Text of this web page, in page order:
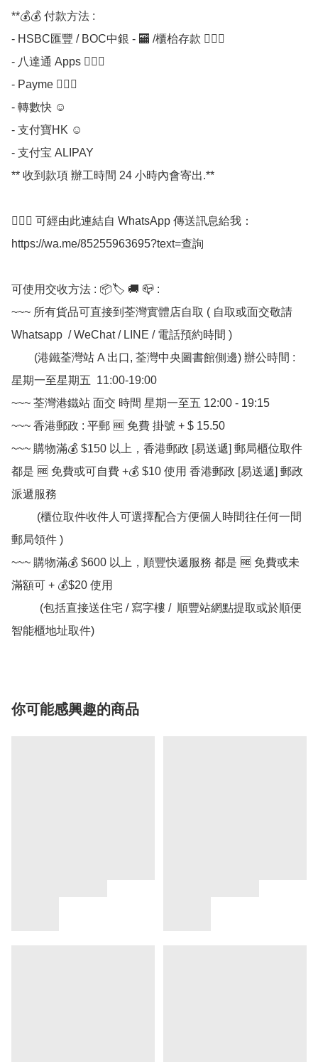
**💰💰 付款方法 :
- HSBC匯豐 / BOC中銀 - 🏧 /櫃枱存款 💁🏼‍♀
- 八達通 Apps 💁🏼‍♀
- Payme 💁🏼‍♀
- 轉數快 ☺
- 支付寶HK ☺
- 支付宝 ALIPAY
** 收到款項 辦工時間 24 小時內會寄出.**
💁🏼‍♀ 可經由此連結自 WhatsApp 傳送訊息給我：
https://wa.me/85255963695?text=查詢
可使用交收方法 : 📦🏷 🚚 📪 :
~~~ 所有貨品可直接到荃灣實體店自取 ( 自取或面交敬請
Whatsapp  / WeChat / LINE / 電話預約時間 )
星期一至星期五  11:00-19:00
~~~ 荃灣港鐵站 面交 時間 星期一至五 12:00 - 19:15
~~~ 香港郵政 : 平郵 🆓 免費 掛號 + $ 15.50
~~~ 購物滿💰 $150 以上，香港郵政 [易送遞] 郵局櫃位取件
都是 🆓 免費或可自費 +💰 $10 使用 香港郵政 [易送遞] 郵政
派遞服務
郵局領件 )
~~~ 購物滿💰 $600 以上，順豐快遞服務 都是 🆓 免費或未
滿額可 + 💰$20 使用
智能櫃地址取件)
你可能感興趣的商品